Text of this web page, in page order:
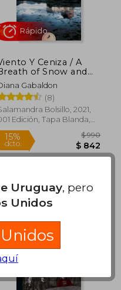
Y Ceniza / A
of Snow and
Gabaldon
(8)
Bolsillo, 2021,
Edición, Tapa Blanda,
dcto.
Rápido
Uruguay, pero
Unidos